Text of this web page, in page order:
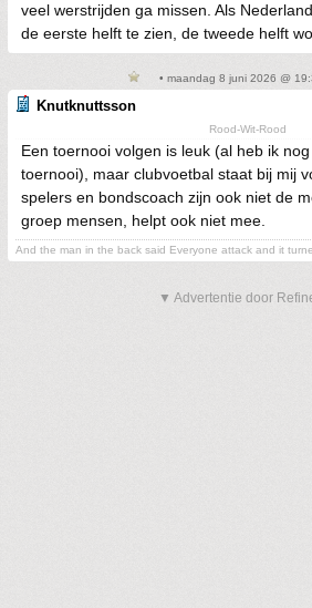
veel werstrijden ga missen. Als
de eerste helft te zien, de tweede helft
• maandag 8 juni 2026 @
Knutknuttsson
Rood-Wit-Rood
Een toernooi volgen is leuk (al heb ik
toernooi), maar clubvoetbal staat bij mij
spelers en bondscoach zijn ook niet de
groep mensen, helpt ook niet mee.
And the man in the back said Everyone attack and it
▼ Advertentie door